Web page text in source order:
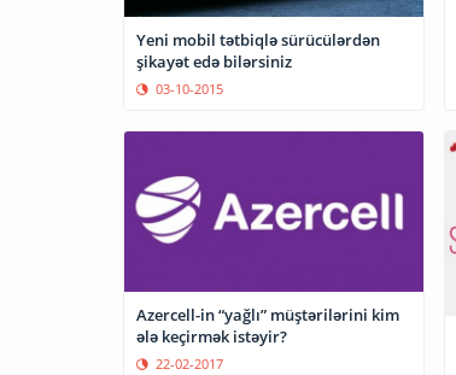
Yeni mobil tətbiqlə sürücülərdən
şikayət edə bilərsiniz
03-10-2015
Azercell-in “yağlı” müştərilərini kim
ələ keçirmək istəyir?
22-02-2017